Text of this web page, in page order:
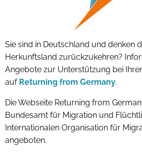
Sie sind in Deutschland und denken
Herkunftsland zurückzukehren?
Angebote zur Unterstützung bei
auf Returning from Germany.
Die Webseite Returning from
Bundesamt für Migration und
Internationalen Organisation für
angeboten.